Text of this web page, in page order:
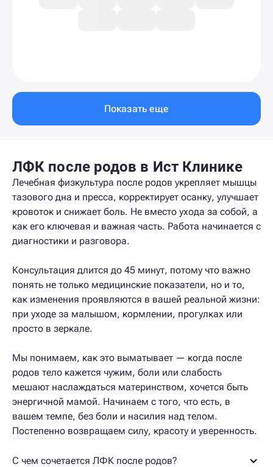
Показать еще
ЛФК после родов в Ист Клинике
Лечебная физкультура после родов укрепляет мышцы
тазового дна и пресса, корректирует осанку, улучшает
кровоток и снижает боль. Не вместо ухода за собой, а
как его ключевая и важная часть. Работа начинается с
диагностики и разговора.
Консультация длится до 45 минут, потому что важно
понять не только медицинские показатели, но и то,
как изменения проявляются в вашей реальной жизни:
при уходе за малышом, кормлении, прогулках или
просто в зеркале.
Мы понимаем, как это выматывает — когда после
родов тело кажется чужим, боли или слабость
мешают наслаждаться материнством, хочется быть
энергичной мамой. Начинаем с того, что есть, в
вашем темпе, без боли и насилия над телом.
Постепенно возвращаем силу, красоту и уверенность.
С чем сочетается ЛФК после родов?